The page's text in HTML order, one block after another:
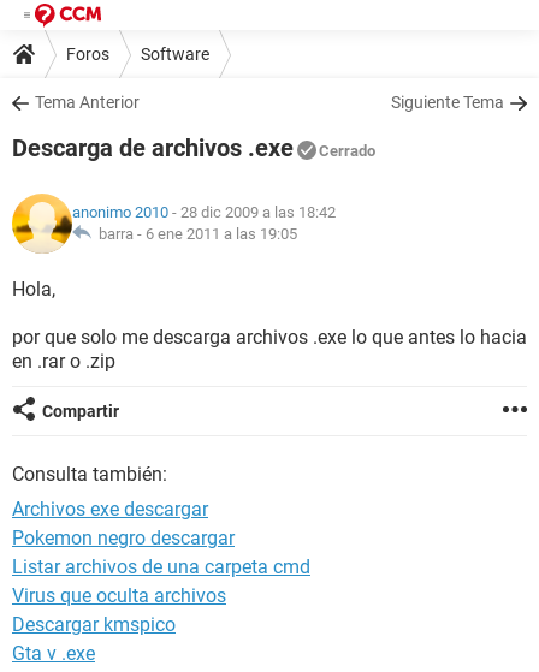
Foros Software
Tema Anterior Siguiente Tema
Descarga de archivos .exe Cerrado
anonimo 2010 - 28 dic 2009 a las 18:42
barra - 6 ene 2011 a las 19:05
Hola,
por que solo me descarga archivos .exe lo que antes lo hacia
en .rar o .zip
Compartir
Consulta también:
Archivos exe descargar
Pokemon negro descargar
Listar archivos de una carpeta cmd
Virus que oculta archivos
Descargar kmspico
Gta v .exe